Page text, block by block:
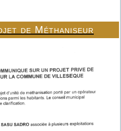
de Méthaniseur